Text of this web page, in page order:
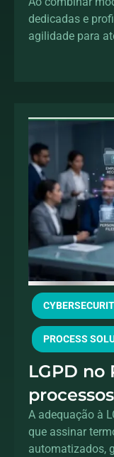
acelerar
digital
dedicadas e
agilidade para
PROCESS
LGPD no
dos
A adequação à
que assinar
automatizados,